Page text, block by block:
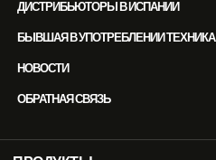
ДИСТРИБЬЮТОРЫ В ИСПАНИИ
БЫВШАЯ В УПОТРЕБЛЕНИИ ТЕХНИКА
НОВОСТИ
ОБРАТНАЯ СВЯЗЬ